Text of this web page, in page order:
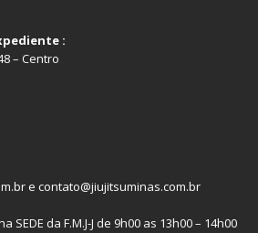
:
– Centro
e contato@jiujitsuminas.com.br
SEDE da F.M.J-J de 9h00 as 13h00 – 14h00